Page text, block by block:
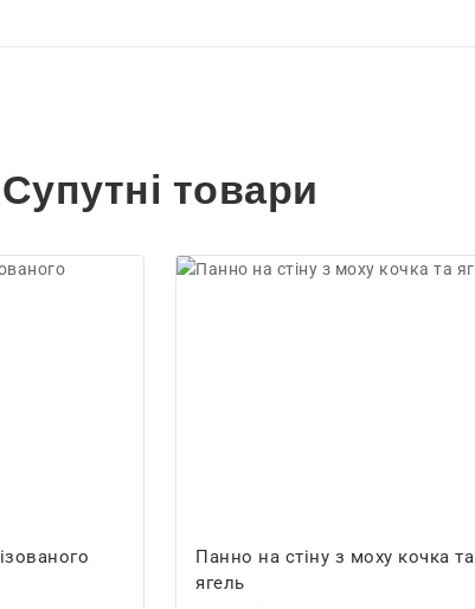
Супутні товари
Панно на стіну з моху кочка та
ягель